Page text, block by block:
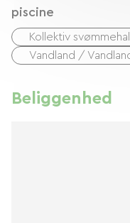
piscine
Kollektiv svømmehal
Vandland /
Beliggenhed